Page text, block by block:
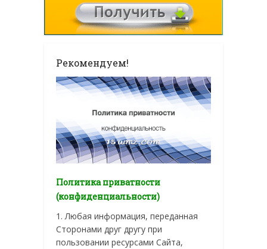
Рекомендуем!
Политика приватности
(конфиденциальности)
1. Любая информация, переданная
Сторонами друг другу при
пользовании ресурсами Сайта,